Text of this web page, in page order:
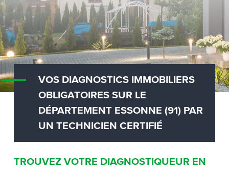
VOS DIAGNOSTICS IMMOBILIERS
OBLIGATOIRES SUR LE
DÉPARTEMENT ESSONNE (91) PAR
UN TECHNICIEN CERTIFIÉ
TROUVEZ VOTRE DIAGNOSTIQUEUR EN